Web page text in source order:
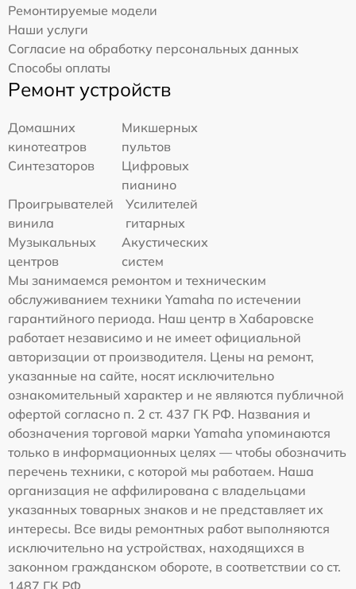
Ремонтируемые модели
Наши услуги
Согласие на обработку персональных данных
Способы оплаты
Ремонт устройств
Домашних
кинотеатров
Микшерных
пультов
Синтезаторов
Цифровых
пианино
Проигрывателей
винила
Усилителей
гитарных
Музыкальных
центров
Акустических
систем
Мы занимаемся ремонтом и техническим
обслуживанием техники Yamaha по истечении
гарантийного периода. Наш центр в Хабаровске
работает независимо и не имеет официальной
авторизации от производителя. Цены на ремонт,
указанные на сайте, носят исключительно
ознакомительный характер и не являются публичной
офертой согласно п. 2 ст. 437 ГК РФ. Названия и
обозначения торговой марки Yamaha упоминаются
только в информационных целях — чтобы обозначить
перечень техники, с которой мы работаем. Наша
организация не аффилирована с владельцами
указанных товарных знаков и не представляет их
интересы. Все виды ремонтных работ выполняются
исключительно на устройствах, находящихся в
законном гражданском обороте, в соответствии со ст.
1487 ГК РФ.